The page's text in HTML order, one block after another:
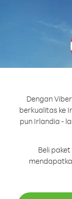
Dengan
berkualitas ke
pun Irlandia -
Beli